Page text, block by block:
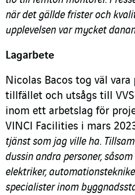
när det gällde frister och
upplevelsen var mycket
Lagarbete
Nicolas Bacos tog väl vara
tillfället och utsågs till
inom ett arbetslag för
VINCI Facilities i mars
tjänst som jag ville ha.
dussin andra personer,
elektriker,
specialister inom